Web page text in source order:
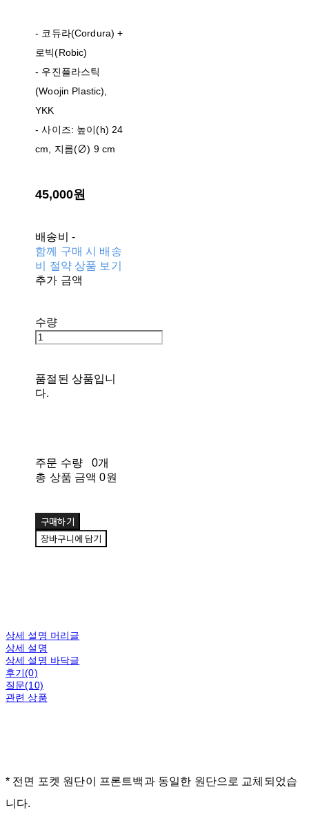
- 코듀라(Cordura) +
로빅(Robic)
- 우진플라스틱
(Woojin Plastic),
YKK
- 사이즈: 높이(h) 24
cm, 지름(∅) 9 cm
45,000원
배송비 -
함께 구매 시 배송
비 절약 상품 보기
추가 금액
수량
품절된 상품입니
다.
주문 수량
0개
총 상품 금액 0원
구매하기
장바구니에 담기
상세 설명 머리글
상세 설명
상세 설명 바닥글
후기(0)
질문(10)
관련 상품
* 전면 포켓 원단이 프론트백과 동일한 원단으로 교체되었습
니다.